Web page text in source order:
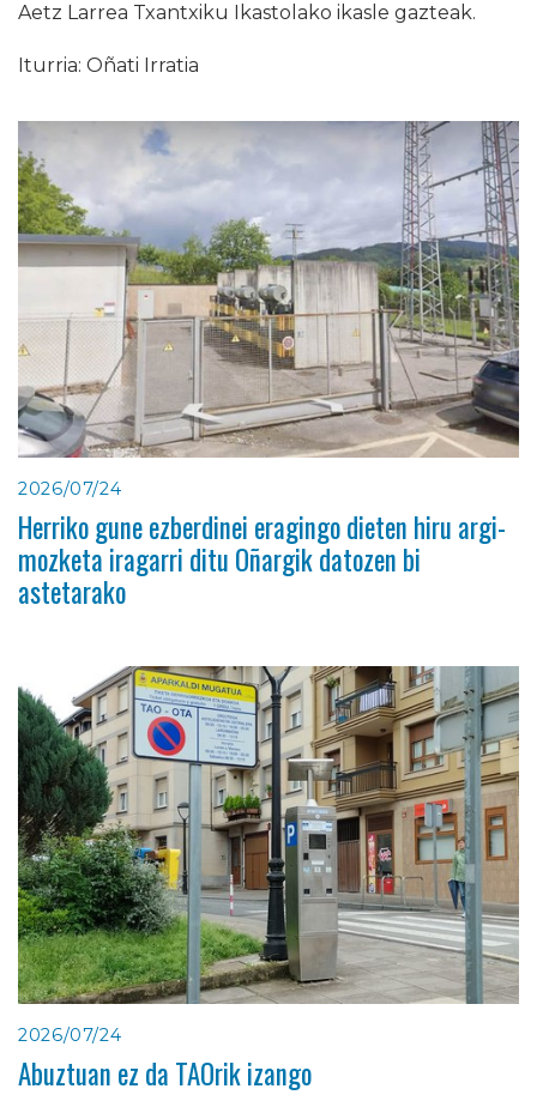
Aetz Larrea Txantxiku Ikastolako ikasle gazteak.
Iturria: Oñati Irratia
2026/07/24
Herriko gune ezberdinei eragingo dieten hiru argi-
mozketa iragarri ditu Oñargik datozen bi
astetarako
2026/07/24
Abuztuan ez da TAOrik izango